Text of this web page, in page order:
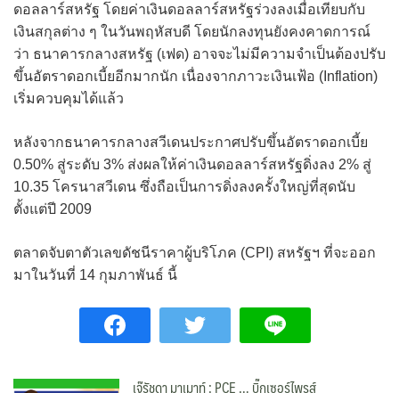
ดอลลาร์สหรัฐ โดยค่าเงินดอลลาร์สหรัฐร่วงลงเมื่อเทียบกับ
เงินสกุลต่าง ๆ ในวันพฤหัสบดี โดยนักลงทุนยังคงคาดการณ์
ว่า ธนาคารกลางสหรัฐ (เฟด) อาจจะไม่มีความจำเป็นต้องปรับ
ขึ้นอัตราดอกเบี้ยอีกมากนัก เนื่องจากภาวะเงินเฟ้อ (Inflation)
เริ่มควบคุมได้แล้ว
หลังจากธนาคารกลางสวีเดนประกาศปรับขึ้นอัตราดอกเบี้ย
0.50% สู่ระดับ 3% ส่งผลให้ค่าเงินดอลลาร์สหรัฐดิ่งลง 2% สู่
10.35 โครนาสวีเดน ซึ่งถือเป็นการดิ่งลงครั้งใหญ่ที่สุดนับ
ตั้งแต่ปี 2009
ตลาดจับตาตัวเลขดัชนีราคาผู้บริโภค (CPI) สหรัฐฯ ที่จะออก
มาในวันที่ 14 กุมภาพันธ์ นี้
เจ๊รัชดา มาเมาท์ : PCE … บิ๊กเซอร์ไพรส์